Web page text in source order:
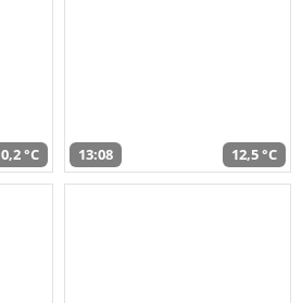
°C 13:08 12,5 °C